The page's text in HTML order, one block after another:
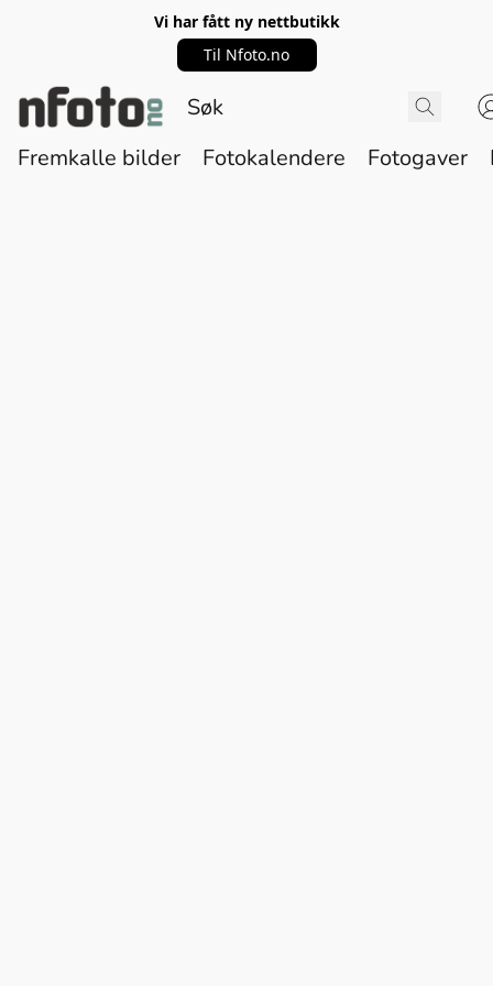
Vi har fått ny nettbutikk
Til Nfoto.no
Fremkalle bilder Fotokalendere Fotogaver